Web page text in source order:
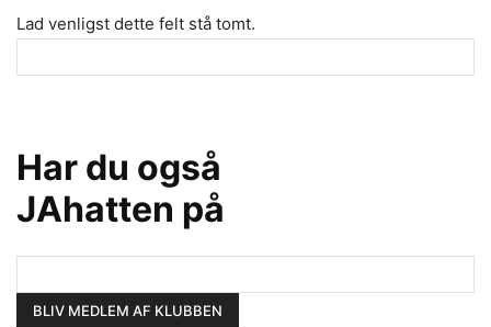
Lad venligst dette felt stå tomt.
Har du også
JAhatten på